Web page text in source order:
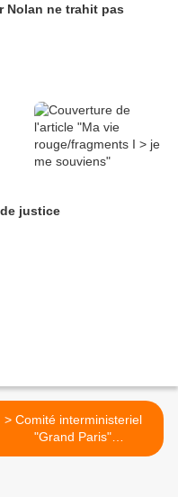
Nolan ne trahit pas
justice
> Comité interministeriel
"Grand Paris"
@AIGrandParis >